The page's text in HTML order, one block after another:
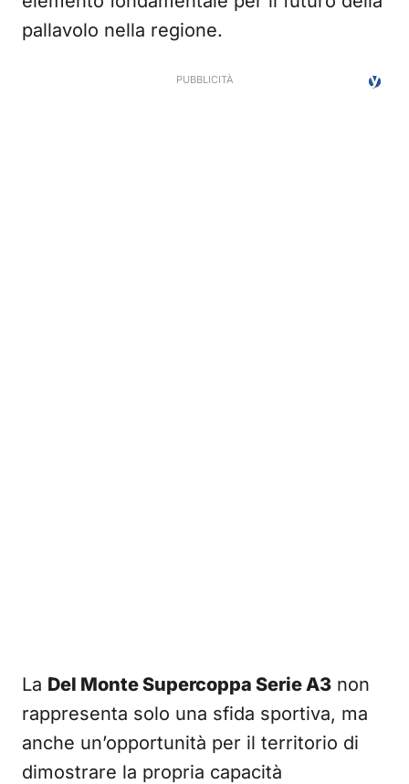
pallavolo nella regione.
La Del Monte Supercoppa Serie A3 non
rappresenta solo una sfida sportiva, ma
anche un’opportunità per il territorio di
dimostrare la propria capacità